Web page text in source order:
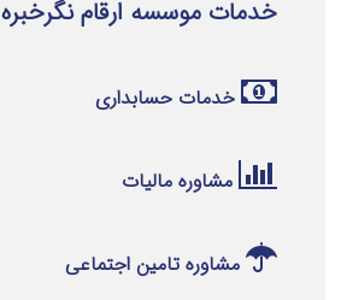
خدمات موسسه ارقام نگرخبره
خدمات حسابداری
مشاوره مالیات
مشاوره تامین اجتماعی